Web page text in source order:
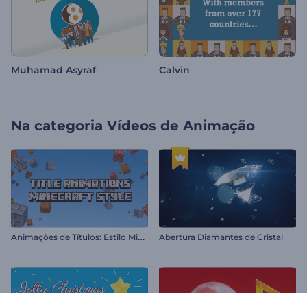
Muhamad Asyraf Calvin
Na categoria Vídeos de Animação
A
nimações de Títulos: Estilo Minecraft Abertura Diamantes de Cristal